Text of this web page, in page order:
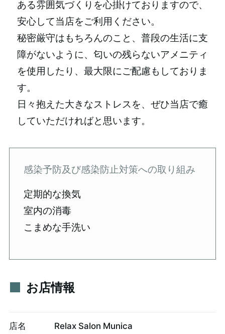
ある雰囲気づくりを心掛けておりますので、
安心して当店をご利用ください。
秘密厳守はもちろんのこと、普段の生活に支
障がないように、匂いの残らないアメニティ
を使用したり、最大限にご配慮もしておりま
す。
日々抱えた大きなストレスを、ぜひ当店で癒
していただければと思います。
感染予防及び感染防止対策への取り組み
定期的な換気
室内の消毒
こまめな手洗い
お店情報
店名 Relax Salon Munica